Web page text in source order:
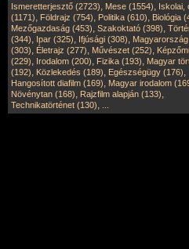
Ismeretterjesztő (2723), Mese (1554), Iskolai,
(1171), Földrajz (754), Politika (610), Biológia
Mezőgazdaság (453), Szakoktató (398),
(344), Ipar (325), Ifjúsági (308),
(303), Életrajz (277), Művészet (252),
(229), Irodalom (200), Fizika (193), Magyar
(192), Közlekedés (189), Egészségügy (176),
Hangosított diafilm (169), Magyar irodalom
Növénytan (168), Rajzfilm alapján (133),
Technikatörténet (130),